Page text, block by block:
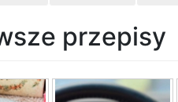
przepisy